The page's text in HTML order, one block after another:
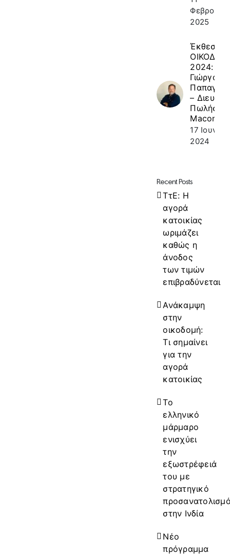
2025
Έκθεση
2024: κ.
Γιώργος
–
Macon
17
2024
Recent Posts
ΤτΕ: Η
αγορά
κατοικίας
ωριμάζει
καθώς η
άνοδος
των τιμών
επιβραδύνεται
Ανάκαμψη
στην
οικοδομή:
Τι σημαίνει
για την
αγορά
κατοικίας
Το
ελληνικό
μάρμαρο
ενισχύει
την
εξωστρέφειά
του με
στρατηγικό
στην Ινδία
Νέο
πρόγραμμα